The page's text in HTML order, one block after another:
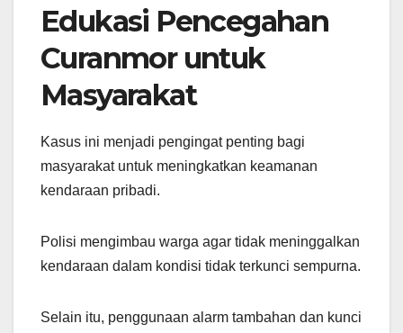
Edukasi Pencegahan
Curanmor untuk
Masyarakat
Kasus ini menjadi pengingat penting bagi
masyarakat untuk meningkatkan keamanan
kendaraan pribadi.
Polisi mengimbau warga agar tidak meninggalkan
kendaraan dalam kondisi tidak terkunci sempurna.
Selain itu, penggunaan alarm tambahan dan kunci